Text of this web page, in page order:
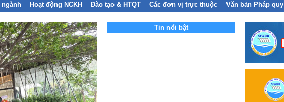
ngành Hoạt động NCKH Đào tạo & HTQT Các đơn vị trực thuộc Văn bản Pháp quy
Tin nổi bật